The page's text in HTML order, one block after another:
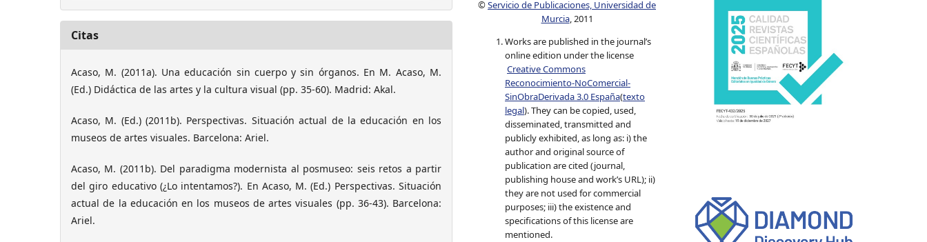
Citas
Acaso, M. (2011a). Una educación sin cuerpo y sin órganos. En M. Acaso, M.
(Ed.) Didáctica de las artes y la cultura visual (pp. 35-60). Madrid: Akal.
Acaso, M. (Ed.) (2011b). Perspectivas. Situación actual de la educación en los
museos de artes visuales. Barcelona: Ariel.
Acaso, M. (2011b). Del paradigma modernista al posmuseo: seis retos a partir
del giro educativo (¿Lo intentamos?). En Acaso, M. (Ed.) Perspectivas. Situación
actual de la educación en los museos de artes visuales (pp. 36-43). Barcelona:
Ariel.
©Servicio de Publicaciones, Universidad de
Murcia, 2011
Works are published in the journal’s
online edition under the license
Creative Commons
Reconocimiento-NoComercial-
SinObraDerivada 3.0 España(texto
legal). They can be copied, used,
disseminated, transmitted and
publicly exhibited, as long as: i) the
author and original source of
publication are cited (journal,
publishing house and work’s URL); ii)
they are not used for commercial
purposes; iii) the existence and
specifications of this license are
mentioned.